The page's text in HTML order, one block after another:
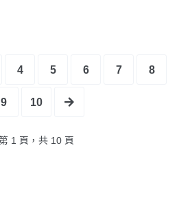
4 5 6 7 8
9 10
第 1 頁，共 10 頁